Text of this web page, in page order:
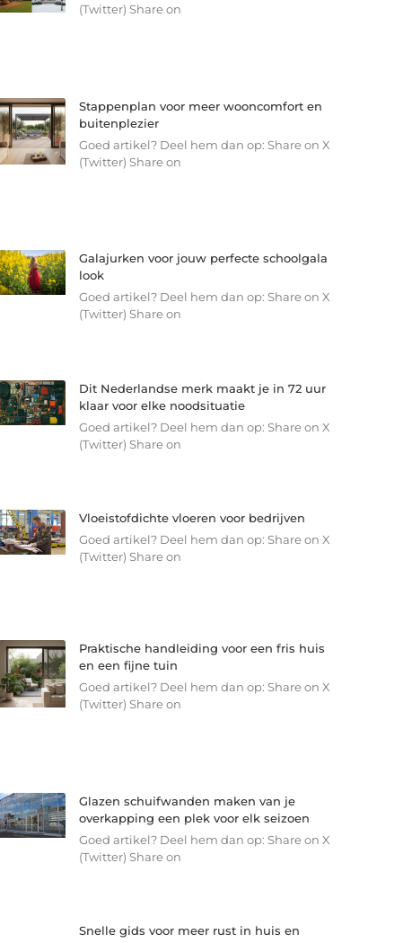
(Twitter) Share on
Stappenplan voor meer wooncomfort en
buitenplezier
Goed artikel? Deel hem dan op: Share on X
(Twitter) Share on
Galajurken voor jouw perfecte schoolgala
look
Goed artikel? Deel hem dan op: Share on X
(Twitter) Share on
Dit Nederlandse merk maakt je in 72 uur
klaar voor elke noodsituatie
Goed artikel? Deel hem dan op: Share on X
(Twitter) Share on
Vloeistofdichte vloeren voor bedrijven
Goed artikel? Deel hem dan op: Share on X
(Twitter) Share on
Praktische handleiding voor een fris huis
en een fijne tuin
Goed artikel? Deel hem dan op: Share on X
(Twitter) Share on
Glazen schuifwanden maken van je
overkapping een plek voor elk seizoen
Goed artikel? Deel hem dan op: Share on X
(Twitter) Share on
Snelle gids voor meer rust in huis en